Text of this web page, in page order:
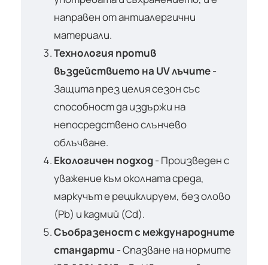
направен от антиалергични
материали.
Технология против
въздействието на UV лъчите-
Защита през целия сезон със
способност да издържи на
непосредствено слънчево
облъчване.
Екологичен подход- Произведен с
уважение към околната среда,
маркучът е рециклируем, без олово
(Pb) и кадмий (Cd).
Съобразеност с международните
стандарти - Спазване на нормите